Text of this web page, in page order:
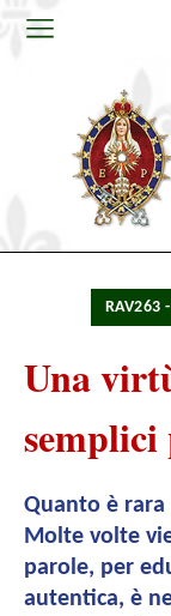
RAV263
Una
semplici
Quanto è
Molte volte
parole, per
autentica, è